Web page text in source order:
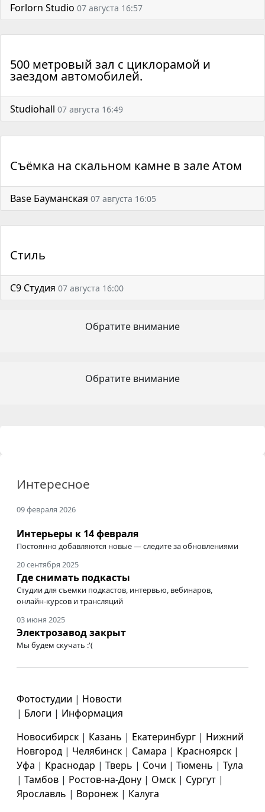
Forlorn Studio 07 августа 16:57
500 метровый зал с циклорамой и
заездом автомобилей.
Studiohall 07 августа 16:49
Съёмка на скальном камне в зале Атом
Base Бауманская 07 августа 16:05
Стиль
С9 Студия 07 августа 16:00
Обратите внимание
Обратите внимание
Интересное
09 февраля 2026
Интерьеры к 14 февраля
Постоянно добавляются новые — следите за обновлениями
20 сентября 2025
Где снимать подкасты
Студии для съемки подкастов, интервью, вебинаров,
онлайн-курсов и трансляций
03 июня 2025
Электрозавод закрыт
Мы будем скучать :'(
Фотостудии | Новости
| Блоги | Информация
Новосибирск | Казань | Екатеринбург | Нижний
Новгород | Челябинск | Самара | Красноярск |
Уфа | Краснодар | Тверь | Сочи | Тюмень | Тула
| Тамбов | Ростов-на-Дону | Омск | Сургут |
Ярославль | Воронеж | Калуга